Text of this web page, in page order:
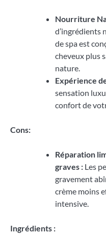
Nourriture
d’ingrédients
de spa est
cheveux plus
nature.
Expérience
sensation
confort de
Cons:
Réparation
graves : Les
gravement
crème moins
intensive.
Ingrédients :